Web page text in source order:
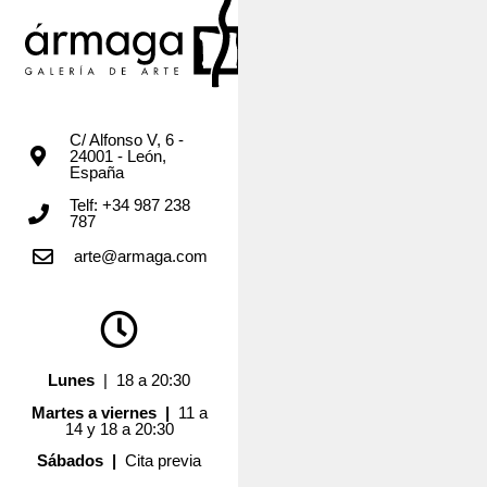
C/ Alfonso V, 6 -
24001 - León,
España
Telf: +34 987 238
787
arte@armaga.com
Lunes | 18 a 20:30
Martes a viernes | 11 a
14 y 18 a 20:30
Sábados |Cita previa